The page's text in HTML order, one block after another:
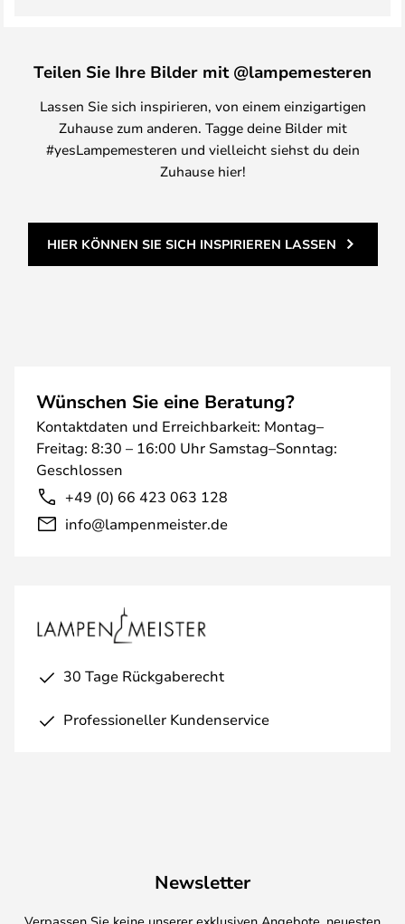
Teilen Sie Ihre Bilder mit @lampemesteren
Lassen Sie sich inspirieren, von einem einzigartigen
Zuhause zum anderen. Tagge deine Bilder mit
#yesLampemesteren und vielleicht siehst du dein
Zuhause hier!
HIER KÖNNEN SIE SICH INSPIRIEREN LASSEN
Wünschen Sie eine Beratung?
Kontaktdaten und Erreichbarkeit: Montag–
Freitag: 8:30 – 16:00 Uhr Samstag–Sonntag:
Geschlossen
+49 (0) 66 423 063 128
info@lampenmeister.de
30 Tage Rückgaberecht
Professioneller Kundenservice
Newsletter
Verpassen Sie keine unserer exklusiven Angebote, neuesten